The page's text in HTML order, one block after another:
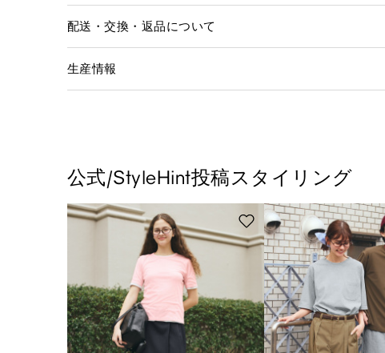
配送・交換・返品について
生産情報
公式/StyleHint投稿スタイリング